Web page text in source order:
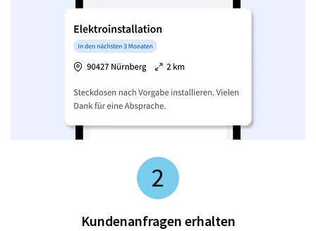
2
Kundenanfragen erhalten